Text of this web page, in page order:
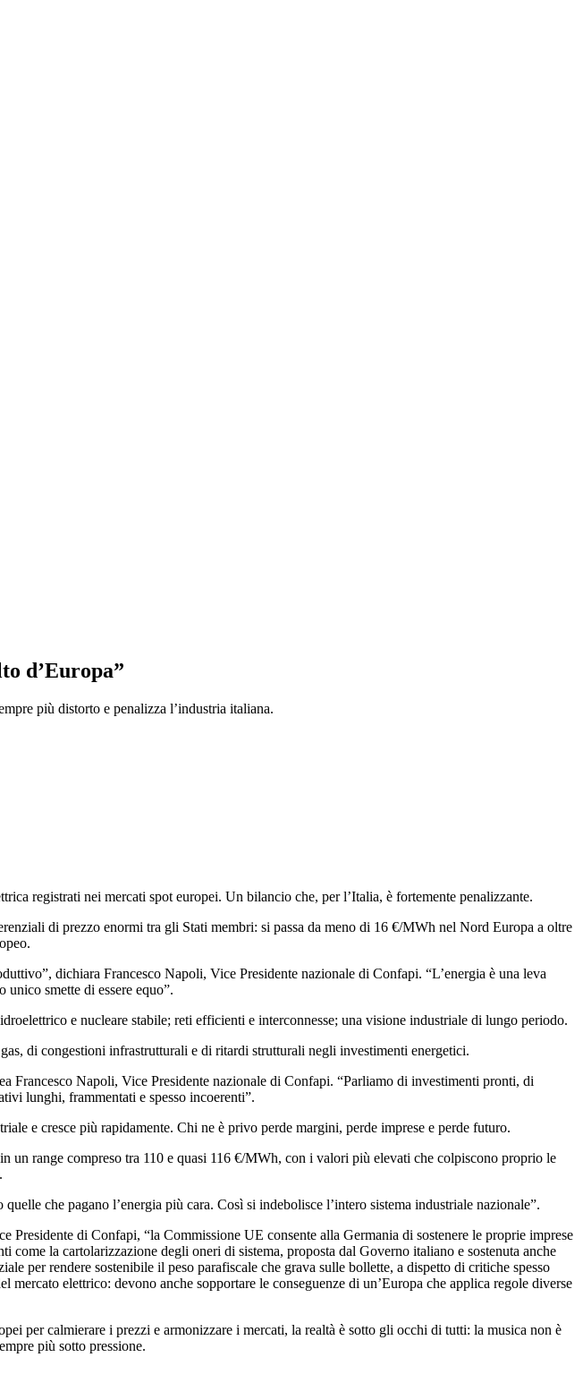
d’Europa”
più distorto e penalizza l’industria italiana.
registrati nei mercati spot europei. Un bilancio che, per l’Italia, è fortemente penalizzante.
di prezzo enormi tra gli Stati membri: si passa da meno di 16 €/MWh nel Nord Europa a oltre
dichiara Francesco Napoli, Vice Presidente nazionale di Confapi. “L’energia è una leva
smette di essere equo”.
e nucleare stabile; reti efficienti e interconnesse; una visione industriale di lungo periodo.
di congestioni infrastrutturali e di ritardi strutturali negli investimenti energetici.
Francesco Napoli, Vice Presidente nazionale di Confapi. “Parliamo di investimenti pronti, di
lunghi, frammentati e spesso incoerenti”.
e cresce più rapidamente. Chi ne è privo perde margini, perde imprese e perde futuro.
un range compreso tra 110 e quasi 116 €/MWh, con i valori più elevati che colpiscono proprio le
che pagano l’energia più cara. Così si indebolisce l’intero sistema industriale nazionale”.
di Confapi, “la Commissione UE consente alla Germania di sostenere le proprie imprese
la cartolarizzazione degli oneri di sistema, proposta dal Governo italiano e sostenuta anche
per rendere sostenibile il peso parafiscale che grava sulle bollette, a dispetto di critiche spesso
elettrico: devono anche sopportare le conseguenze di un’Europa che applica regole diverse
per calmierare i prezzi e armonizzare i mercati, la realtà è sotto gli occhi di tutti: la musica non è
più sotto pressione.